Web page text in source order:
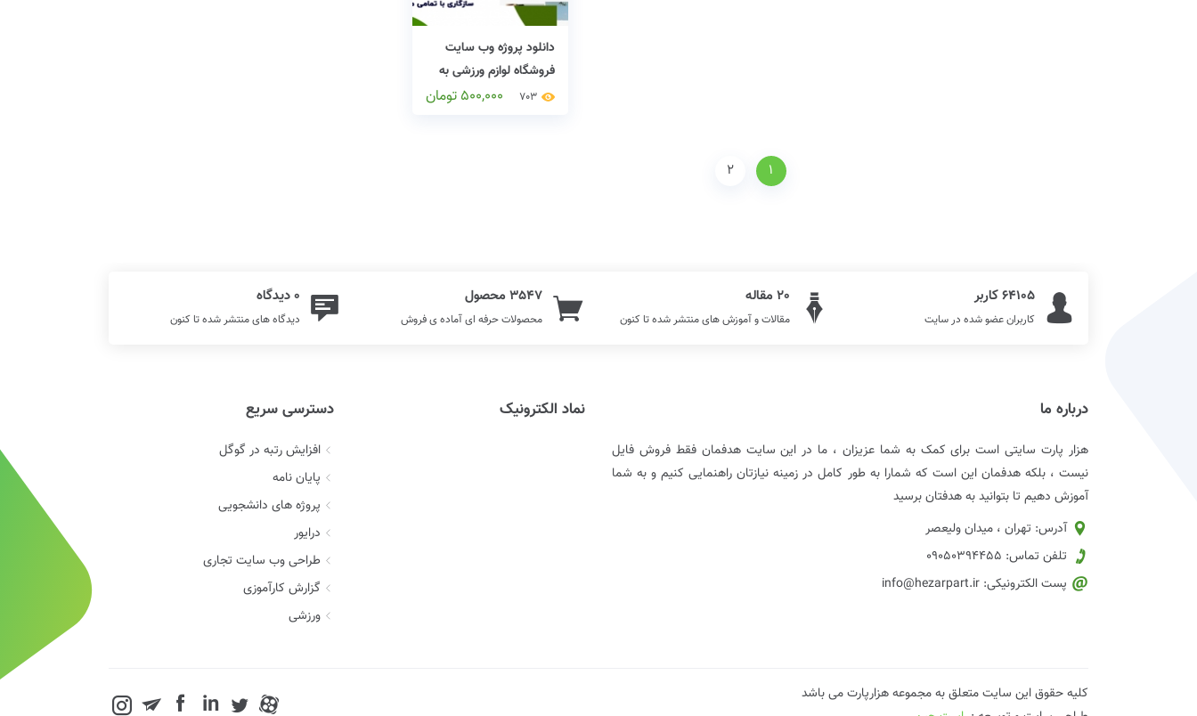
دانلود پروژه وب سایت
فروشگاه لوازم ورزشی به
زبان وردپرس
703
500,000 تومان
1
2
64105 کاربر
کاربران عضو شده در سایت
20 مقاله
مقالات و آموزش های منتشر شده تا کنون
3547 محصول
محصولات حرفه ای آماده ی فروش
0 دیدگاه
دیدگاه های منتشر شده تا کنون
درباره ما
هزار پارت سایتی است برای کمک به شما عزیزان ، ما در این سایت هدفمان فقط فروش فایل
نیست ، بلکه هدفمان این است که شمارا به طور کامل در زمینه نیازتان راهنمایی کنیم و به شما
آموزش دهیم تا بتوانید به هدفتان برسید
آدرس: تهران ، میدان ولیعصر
تلفن تماس: 09050394455
پست الکترونیکی: info@hezarpart.ir
نماد الکترونیک دسترسی سریع
افزایش رتبه در گوگل
پایان نامه
پروژه های دانشجویی
درایور
طراحی وب سایت تجاری
گزارش کارآموزی
ورزشی
کلیه حقوق این سایت متعلق به مجموعه هزارپارت می باشد
in